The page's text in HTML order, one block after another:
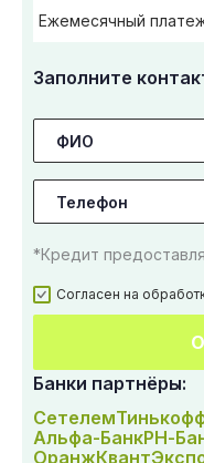
Ежемесячный
Заполните
*Кредит
Согласен на
Банки партнёры:
Сетелем
Альфа-БанкРН-
ОранжКвант